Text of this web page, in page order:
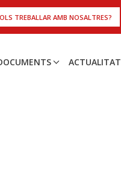
TREBALLAR AMB NOSALTRES?
ACTUALITAT